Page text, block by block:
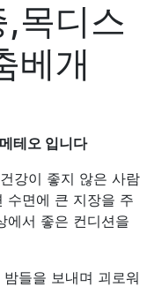
목디스
베개
테오 입니다
강이 좋지 않은 사람
수면에 큰 지장을 주
에서 좋은 컨디션을
들을 보내며 괴로워